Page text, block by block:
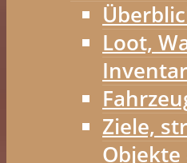
Loot,
Ziele,
Objekte